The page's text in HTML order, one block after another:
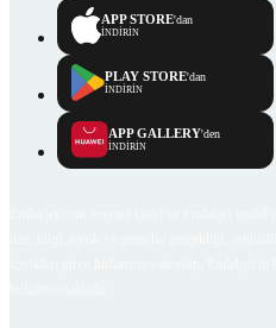
APP STORE'dan
İNDİRİN
PLAY STORE'dan
İNDİRİN
APP GALLERY'den
İNDİRİN